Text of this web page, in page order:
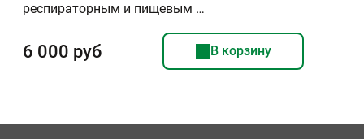
респираторным и пищевым …
6 000 руб В корзину